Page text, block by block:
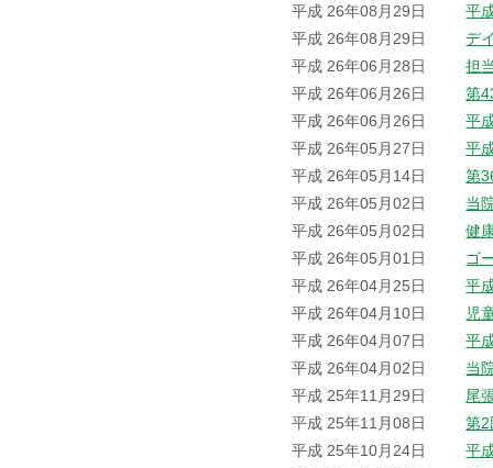
平成 26年08月29日
平
平成 26年08月29日
デ
平成 26年06月28日
担
平成 26年06月26日
第
平成 26年06月26日
平
平成 26年05月27日
平
平成 26年05月14日
第
平成 26年05月02日
当
平成 26年05月02日
健
平成 26年05月01日
ゴ
平成 26年04月25日
平
平成 26年04月10日
児
平成 26年04月07日
平
平成 26年04月02日
当
平成 25年11月29日
尾
平成 25年11月08日
第2
平成 25年10月24日
平